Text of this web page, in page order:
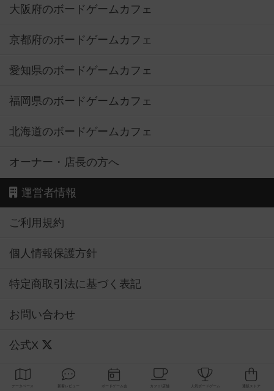
大阪府のボードゲームカフェ
京都府のボードゲームカフェ
愛知県のボードゲームカフェ
福岡県のボードゲームカフェ
北海道のボードゲームカフェ
オーナー・店長の方へ
運営者情報
ご利用規約
個人情報保護方針
特定商取引法に基づく表記
お問い合わせ
公式X
公式instagram